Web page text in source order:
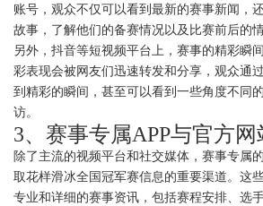
账号，观众不仅可以看到最新的赛事新闻，
故事，了解他们的备赛情况以及比赛前后的情
另外，抖音等短视频平台上，赛事的精彩瞬
彩表现会被网友们迅速转发和分享，观众通
到精彩的瞬间，甚至可以看到一些角度不同
访。
3、赛事专属APP与官方网
除了主流的视频平台和社交媒体，赛事专属
取花样滑冰全国冠军赛信息的重要渠道。这
专业和详细的赛事资讯，包括赛程安排、选